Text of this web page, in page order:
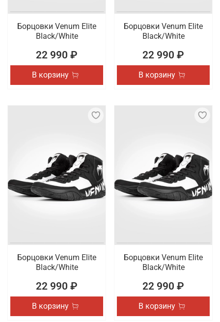
Борцовки Venum Elite
Black/White
22 990 ₽
В корзину
Борцовки Venum Elite
Black/White
22 990 ₽
В корзину
Борцовки Venum Elite
Black/White
22 990 ₽
В корзину
Борцовки Venum Elite
Black/White
22 990 ₽
В корзину